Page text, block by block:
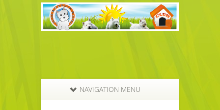
NAVIGATION MENU